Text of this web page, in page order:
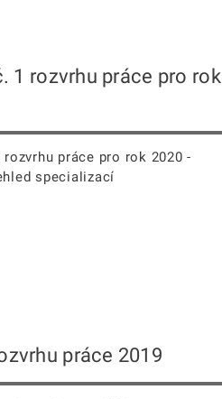
1 rozvrhu práce pro rok
práce pro rok 2020 -
specializací
práce 2019